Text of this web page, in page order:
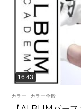
16:43
カラー カラー全般